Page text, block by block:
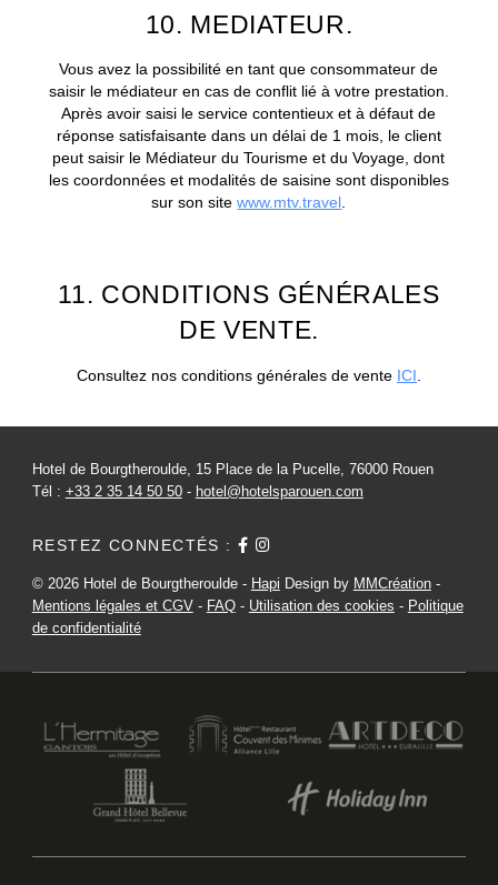
10. MEDIATEUR.
Vous avez la possibilité en tant que consommateur de
saisir le médiateur en cas de conflit lié à votre prestation.
Après avoir saisi le service contentieux et à défaut de
réponse satisfaisante dans un délai de 1 mois, le client
peut saisir le Médiateur du Tourisme et du Voyage, dont
les coordonnées et modalités de saisine sont disponibles
sur son sitewww.mtv.travel
11. CONDITIONS GÉNÉRALES
DE VENTE.
Consultez nos conditions générales de vente ICI
Hotel de Bourgtheroulde, 15 Place de la Pucelle, 76000 Rouen
Tél : +33 2 35 14 50 50- hotel@hotelsparouen.com
RESTEZ CONNECTÉS :
© 2026 Hotel de Bourgtheroulde - Hapi Design by MMCréation-
Mentions légales et CGV- FAQ- Utilisation des cookies - Politique
de confidentialité
HOTEL DE BOURGTHEROULDE
HOTEL@HOTELSPAROUEN.COM
+33 2 35 14 50 50